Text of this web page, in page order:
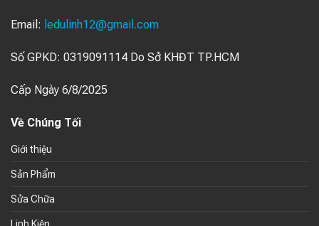
Email: ledulinh12@gmail.com
Số GPKD: 0319091114 Do Sở KHĐT TP.HCM
Cấp Ngày 6/8/2025
Về Chúng Tối
Giới thiệu
Sản Phẩm
Sửa Chữa
Linh Kiện